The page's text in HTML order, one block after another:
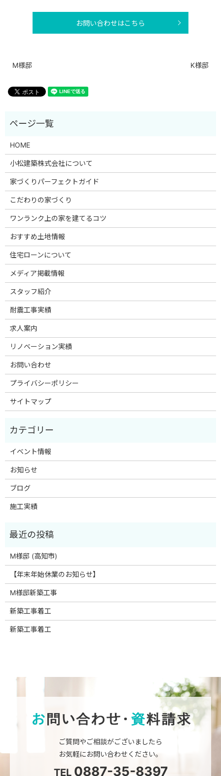
お問い合わせはこちら
M様邸 K様邸
HOME
小松建築株式会社について
家づくりパーフェクトガイド
こだわりの家づくり
ワンランク上の家を建てるコツ
おすすめ土地情報
住宅ローンについて
メディア掲載情報
スタッフ紹介
耐震工事実績
求人案内
リノベーション実績
お問い合わせ
プライバシーポリシー
サイトマップ
イベント情報
お知らせ
ブログ
施工実績
M様邸 (高知市)
【年末年始休業のお知らせ】
M様邸新築工事
新築工事着工
新築工事着工
ご質問やご相談がございましたら
お気軽にお問い合わせください。
TEL 0887-35-8397